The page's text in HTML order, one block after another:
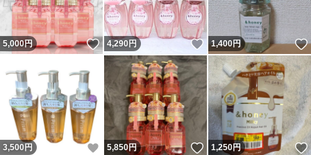
5,000円 いいね！
4,290 円 いいね！
1,400円
3,500 円 いいね！
5,850円 いいね！
1,250円